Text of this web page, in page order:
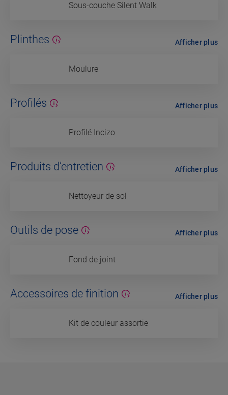
Sous-couche Silent Walk
Plinthes
Moulure
Afficher plus
Profilés
Profilé Incizo
Afficher plus
Produits d’entretien
Nettoyeur de sol
Afficher plus
Outils de pose
Fond de joint
Afficher plus
Accessoires de finition
Kit de couleur assortie
Afficher plus